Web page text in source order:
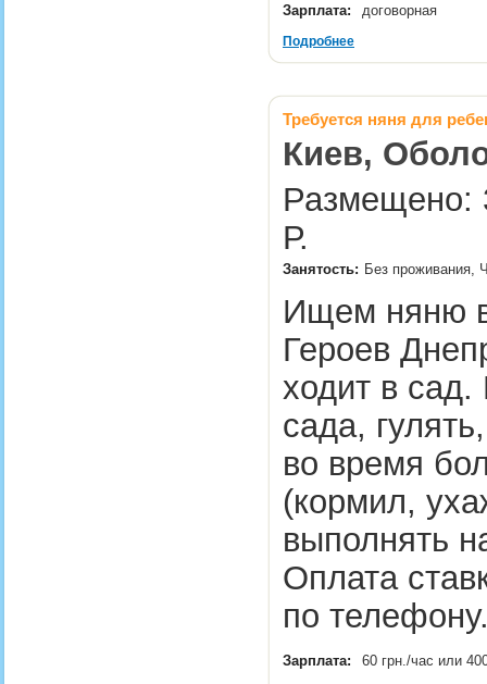
Зарплата: договорная
Подробнее
Требуется няня для
Киев,
Размещено:
Р.
Занятость: Без проживания,
Ищем няню
Героев
ходит в
сада,
во время
(кормил,
выполнять
Оплата
по
Зарплата: 60 грн./час или